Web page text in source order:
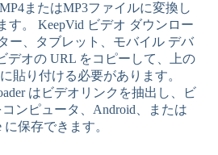
またはMP3ファイルに変換し
す。 KeepVid ビデオ ダウンロー
ー、タブレット、モバイル デバ
デオの URL をコピーして、上の
貼り付ける必要があります。
はビデオリンクを抽出し、ビ
ンピュータ、Android、または
に保存できます。